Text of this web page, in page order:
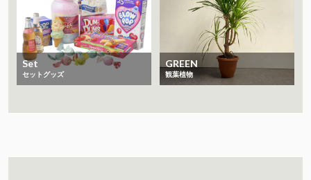
Set
セットグッズ
GREEN
観葉植物